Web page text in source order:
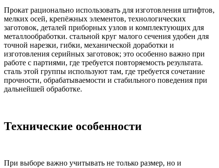
Прокат рационально использовать для изготовления штифтов,
мелких осей, крепёжных элементов, технологических
заготовок, деталей приборных узлов и комплектующих для
металлообработки. стальной круг малого сечения удобен для
точной нарезки, гибки, механической доработки и
изготовления серийных заготовок; это особенно важно при
работе с партиями, где требуется повторяемость результата.
сталь этой группы используют там, где требуется сочетание
прочности, обрабатываемости и стабильного поведения при
дальнейшей обработке.
Технические особенности
При выборе важно учитывать не только размер, но и